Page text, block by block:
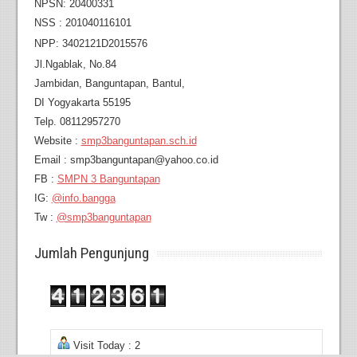
NPSN: 20400331
NSS : 201040116101
NPP: 3402121D2015576
Jl.Ngablak, No.84
Jambidan, Banguntapan, Bantul,
DI Yogyakarta 55195
Telp. 08112957270
Website : smp3banguntapan.sch.id
Email : smp3banguntapan@yahoo.co.id
FB : SMPN 3 Banguntapan
IG: @info.bangga
Tw : @smp3banguntapan
Jumlah Pengunjung
Visit Today : 2